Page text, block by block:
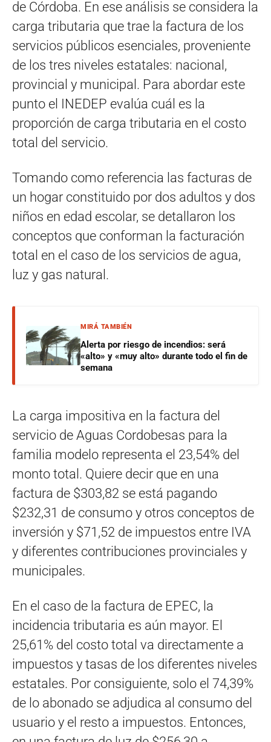
de Córdoba. En ese análisis se considera la
carga tributaria que trae la factura de los
servicios públicos esenciales, proveniente
de los tres niveles estatales: nacional,
provincial y municipal. Para abordar este
punto el INEDEP evalúa cuál es la
proporción de carga tributaria en el costo
total del servicio.
Tomando como referencia las facturas de
un hogar constituido por dos adultos y dos
niños en edad escolar, se detallaron los
conceptos que conforman la facturación
total en el caso de los servicios de agua,
luz y gas natural.
MIRÁ TAMBIÉN
Alerta por riesgo de incendios: será
«alto» y «muy alto» durante todo el fin de
semana
La carga impositiva en la factura del
servicio de Aguas Cordobesas para la
familia modelo representa el 23,54% del
monto total. Quiere decir que en una
factura de $303,82 se está pagando
$232,31 de consumo y otros conceptos de
inversión y $71,52 de impuestos entre IVA
y diferentes contribuciones provinciales y
municipales.
En el caso de la factura de EPEC, la
incidencia tributaria es aún mayor. El
25,61% del costo total va directamente a
impuestos y tasas de los diferentes niveles
estatales. Por consiguiente, solo el 74,39%
de lo abonado se adjudica al consumo del
usuario y el resto a impuestos. Entonces,